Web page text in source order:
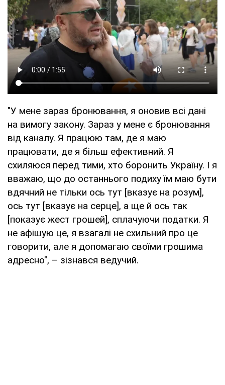
"У мене зараз бронювання, я оновив всі дані
на вимогу закону. Зараз у мене є бронювання
від каналу. Я працюю там, де я маю
працювати, де я більш ефективний. Я
схиляюся перед тими, хто боронить Україну. І я
вважаю, що до останнього подиху їм маю бути
вдячний не тільки ось тут [вказує на розум],
ось тут [вказує на серце], а ще й ось так
[показує жест грошей], сплачуючи податки. Я
не афішую це, я взагалі не схильний про це
говорити, але я допомагаю своїми грошима
адресно", – зізнався ведучий.